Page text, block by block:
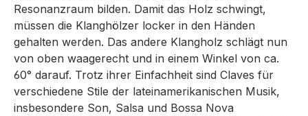
Resonanzraum bilden. Damit das Holz schwingt,
müssen die Klanghölzer locker in den Händen
gehalten werden. Das andere Klangholz schlägt nun
von oben waagerecht und in einem Winkel von ca.
60° darauf. Trotz ihrer Einfachheit sind Claves für
verschiedene Stile der lateinamerikanischen Musik,
insbesondere Son, Salsa und Bossa Nova